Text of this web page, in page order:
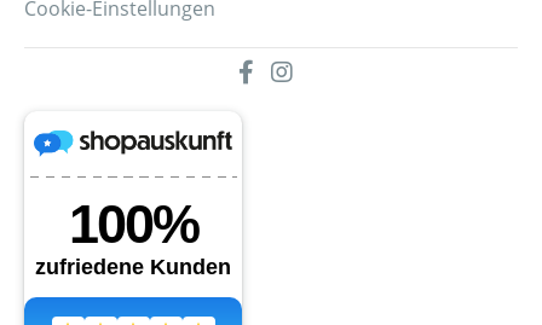
Cookie-Einstellungen